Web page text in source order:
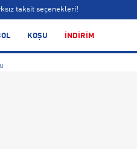
teslim edilecektir.
taksit seçenekleri!
KOŞU İNDİRİM